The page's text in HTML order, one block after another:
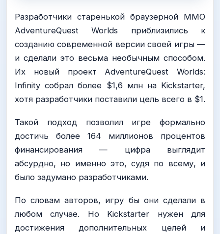
Разработчики старенькой браузерной ММО
AdventureQuest Worlds приблизились к
созданию современной версии своей игры —
и сделали это весьма необычным способом.
Их новый проект AdventureQuest Worlds:
Infinity собрал более $1,6 млн на Kickstarter,
хотя разработчики поставили цель всего в $1.
Такой подход позволил игре формально
достичь более 164 миллионов процентов
финансирования — цифра выглядит
абсурдно, но именно это, судя по всему, и
было задумано разработчиками.
По словам авторов, игру бы они сделали в
любом случае. Но Kickstarter нужен для
достижения дополнительных целей и